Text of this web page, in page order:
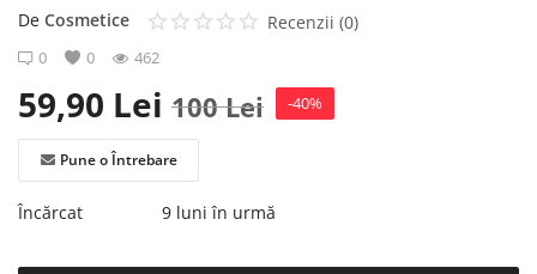
De Cosmetice Recenzii (0)
0 0 462
59,90 Lei 100Lei -40%
Pune o Întrebare
Încărcat 9 luni în urmă